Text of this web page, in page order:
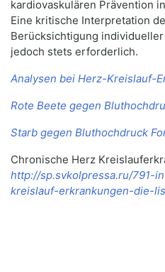
kardiovaskulären Prävention
Eine kritische Interpretation
Berücksichtigung
jedoch stets erforderlich.
Analysen bei Herz-Kreislauf-
Rote Beete gegen
Starb gegen Bluthochdruck
Chronische Herz
http://sp.svkolpressa.ru/791-
kreislauf-erkrankungen-die-